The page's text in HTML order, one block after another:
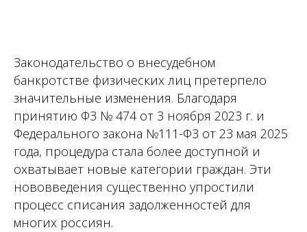
Законодательство о внесудебном
банкротстве физических лиц претерпело
значительные изменения. Благодаря
принятию ФЗ № 474 от 3 ноября 2023 г. и
Федерального закона №111-ФЗ от 23 мая 2025
года, процедура стала более доступной и
охватывает новые категории граждан. Эти
нововведения существенно упростили
процесс списания задолженностей для
многих россиян.